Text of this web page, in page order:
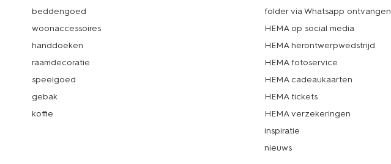
beddengoed
woonaccessoires
handdoeken
raamdecoratie
speelgoed
gebak
koffie
folder via Whatsapp ontvangen
HEMA op social media
HEMA herontwerpwedstrijd
HEMA fotoservice
HEMA cadeaukaarten
HEMA tickets
HEMA verzekeringen
inspiratie
nieuws